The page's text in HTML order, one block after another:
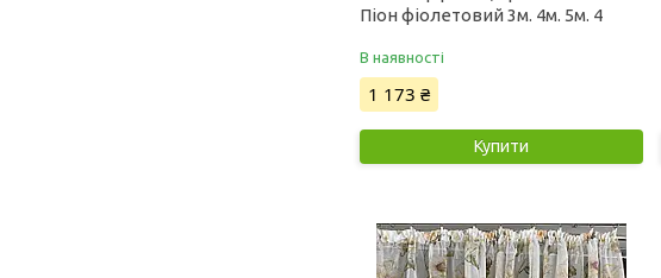
Піон фіолетовий 3м. 4м. 5м. 4
В наявності
1 173 ₴
Купити